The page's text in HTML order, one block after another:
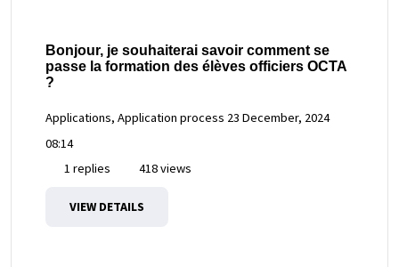
Bonjour, je souhaiterai savoir comment se
passe la formation des élèves officiers OCTA
?
Applications, Application process 23 December, 2024
08:14
1 replies
418 views
VIEW DETAILS